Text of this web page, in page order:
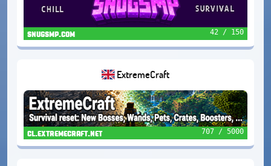
snugsmp.com 42 / 150
ExtremeCraft
cl.extremecraft.net 707 / 5000